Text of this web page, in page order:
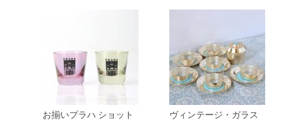
お揃いプラハ ショット
ヴィンテージ・ガラス